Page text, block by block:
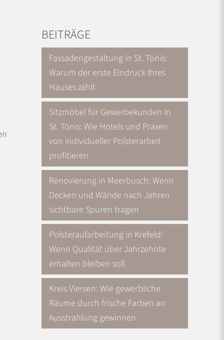
BEITRÄGE
Fassadengestaltung in St. Tönis:
Warum der erste Eindruck Ihres
Hauses zählt
Sitzmöbel für Gewerbekunden in
St. Tönis: Wie Hotels und Praxen
von individueller Polsterarbeit
profitieren
Renovierung in Meerbusch: Wenn
Decken und Wände nach Jahren
sichtbare Spuren tragen
Polsteraufarbeitung in Krefeld:
Wenn Qualität über Jahrzehnte
erhalten bleiben soll
Kreis Viersen: Wie gewerbliche
Räume durch frische Farben an
Ausstrahlung gewinnen